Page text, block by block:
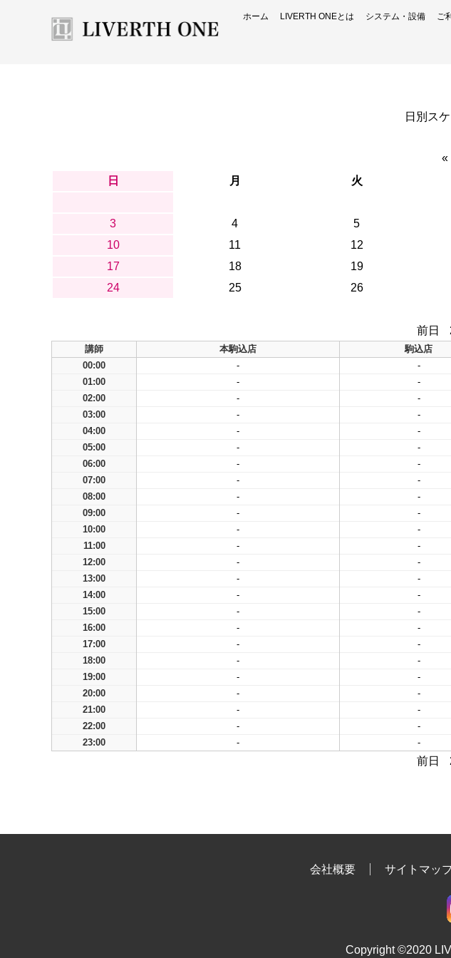
ホーム LIVERTH ONEとは システム・設備 ご
日別ス
«
日 月 火
3
4 5
10
11 12
17
18 19
24
25 26
前日
講師 本駒込店 駒込店
00:00
- -
01:00
- -
02:00
- -
03:00
- -
04:00
- -
05:00
- -
06:00
- -
07:00
- -
08:00
- -
09:00
- -
10:00
- -
11:00
- -
12:00
- -
13:00
- -
14:00
- -
15:00
- -
16:00
- -
17:00
- -
18:00
- -
19:00
- -
20:00
- -
21:00
- -
22:00
- -
23:00
- -
前日
会社概要 サイトマッ
Copyright ©2020